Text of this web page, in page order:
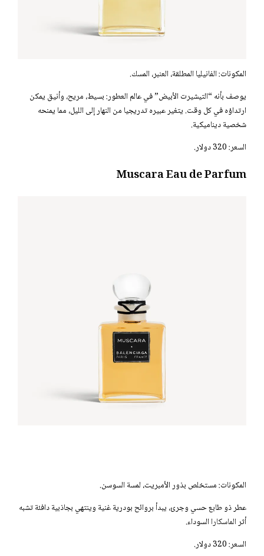
المكونات: الفانيليا المطلقة، العنبر، المسك.
يوصف بأنه “التيشيرت الأبيض” في عالم العطور: بسيط، مريح، وأنيق يمكن
ارتداؤه في كل وقت. يتغير عبيره تدريجيا من النهار إلى الليل، مما يمنحه
شخصية ديناميكية.
السعر: 320 دولار.
Muscara Eau de Parfum
المكونات: مستخلص بذور الأمبريت، لمسة السوسن.
عطر ذو طابع حسي وجرئ، يبدأ بروائح بودرية غنية وينتهي بجاذبية دافئة تشبه
أثرالماسكارا السوداء.
السعر: 320 دولار.